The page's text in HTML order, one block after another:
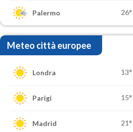
Palermo 26°
Meteo città europee
Londra 13°
Parigi 15°
Madrid 21°